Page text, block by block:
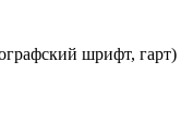
шрифт, гарт)